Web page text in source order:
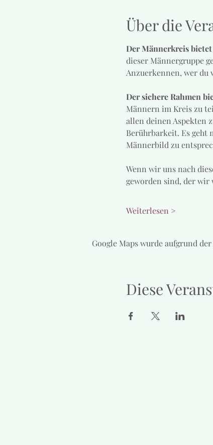
Über die
Der Männerkreis
dieser Männergruppe
Anzuerkennen, wer
Der sichere Rahmen
Männern im Kreis zu
allen deinen Aspekten
Berührbarkeit. Es geht
Männerbild zu
Wenn wir uns nach
geworden sind, der
Weiterlesen >
Google Maps wurde aufgrund
Diese